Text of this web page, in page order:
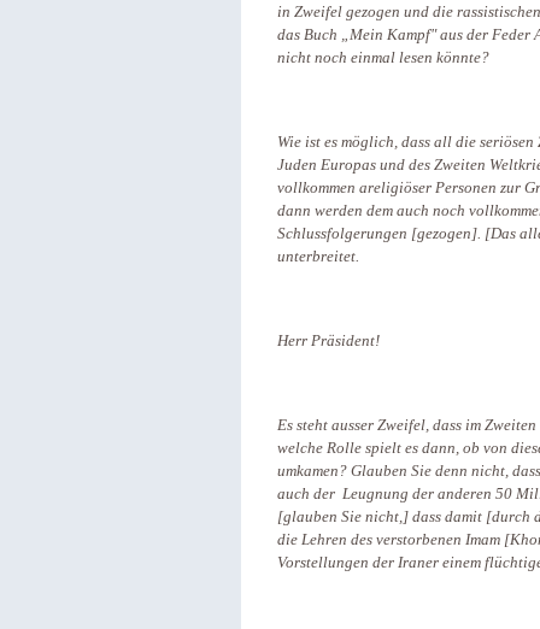
in Zweifel gezogen und die
das Buch „Mein Kampf" aus der Feder
nicht noch einmal lesen könnte?
Wie ist es möglich, dass all die
Juden Europas und des Zweiten
vollkommen areligiöser Personen zur
dann werden dem auch noch
Schlussfolgerungen [gezogen]. [Das
unterbreitet.
Herr Präsident!
Es steht ausser Zweifel, dass im
welche Rolle spielt es dann, ob von
umkamen? Glauben Sie denn nicht,
auch der Leugnung der anderen 50
[glauben Sie nicht,] dass damit [durch
die Lehren des verstorbenen Imam
Vorstellungen der Iraner einem